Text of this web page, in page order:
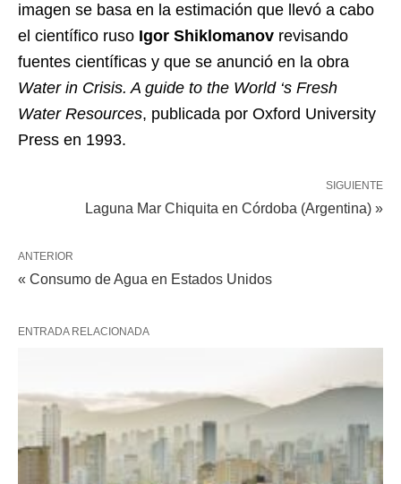
imagen se basa en la estimación que llevó a cabo
el científico ruso Igor Shiklomanov revisando
fuentes científicas y que se anunció en la obra
Water in Crisis. A guide to the World ‘s Fresh
Water Resources, publicada por Oxford University
Press en 1993.
SIGUIENTE
Laguna Mar Chiquita en Córdoba (Argentina) »
ANTERIOR
« Consumo de Agua en Estados Unidos
ENTRADA RELACIONADA